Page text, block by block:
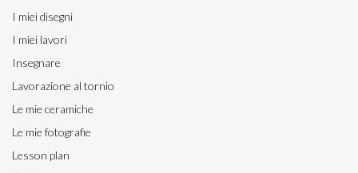
I miei disegni
I miei lavori
Insegnare
Lavorazione al tornio
Le mie ceramiche
Le mie fotografie
Lesson plan